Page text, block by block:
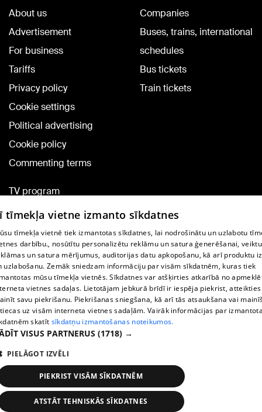
About us
Advertisement
For business
Tariffs
Privacy policy
Cookie settings
Political advertising
Cookie policy
Commenting terms
Companies
Buses, trains, international
schedules
Bus tickets
Train tickets
TV program
Contract rules
360 Ziņu kontakti
Helio Media
Vortal assistance service: e-mail -
info@1188.lv
Copyright © 2004-2026 SIA HELIO MEDIA.
All rights reserved.
tīmekļa vietne izmanto sīkdatnes
tīmekļa vietnē tiek izmantotas sīkdatnes, lai nodrošinātu un uzlabotu
darbību., nosūtītu personalizētu reklāmu un satura ģenerēšanai, veiktu
un satura mērījumus, auditorijas datu apkopošanu, kā arī produktu
uzlabošanu. Zemāk sniedzam informāciju par visām sīkdatnēm, kuras tiek
mūsu tīmekļa vietnēs. Sīkdatnes var atšķirties atkarībā no
vietnes sadaļas. Lietotājam jebkurā brīdī ir iespēja piekrist,
savu piekrišanu. Piekrišanas sniegšana, kā arī tās atsaukšana vai
uz visām interneta vietnes sadaļām. Vairāk informācijas par
skatīt sīkdatņu izmantošanas noteikumos.
VISUS PARTNERUS (1718) →
PIELĀGOT IZVĒLI
PIEKRIST VISĀM SĪKDATNĒM
ATSTĀT TEHNISKĀS SĪKDATNES